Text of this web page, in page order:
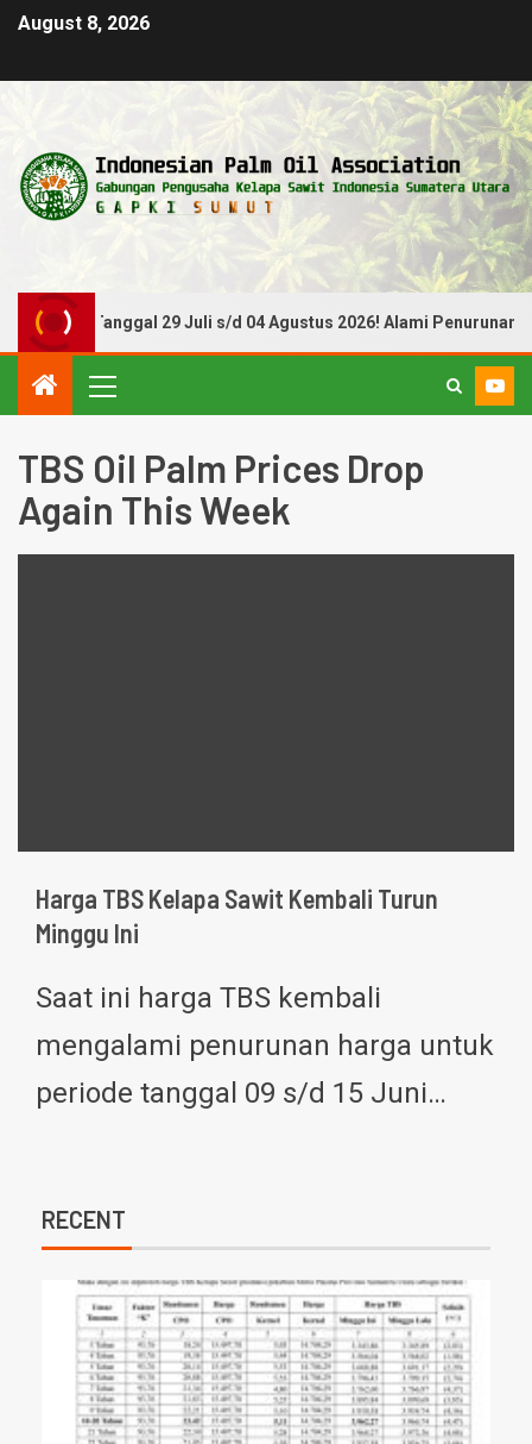
August 8, 2026
Periode Tanggal 29 Juli s/d 04 Agustus 2026! Alami Penurunan
TBS Oil Palm Prices Drop
Again This Week
Harga TBS Kelapa Sawit Kembali Turun
Minggu Ini
Saat ini harga TBS kembali
mengalami penurunan harga untuk
periode tanggal 09 s/d 15 Juni…
RECENT